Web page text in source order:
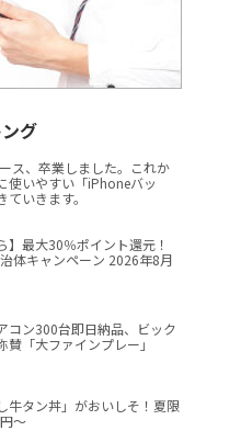
グ
ス、卒業しました。これか
使いやすい「iPhoneバッ
ていきます。
】最大30％ポイント還元！
体キャンペーン 2026年8月
コン300台即日納品、ビック
賛「大ファインプレー」
牛タン丼」がおいしそ！夏限
～